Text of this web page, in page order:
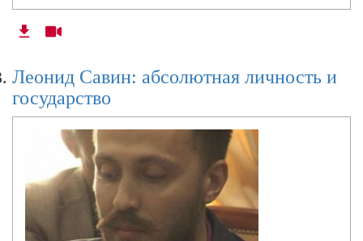
Леонид Савин: абсолютная личность и
государство